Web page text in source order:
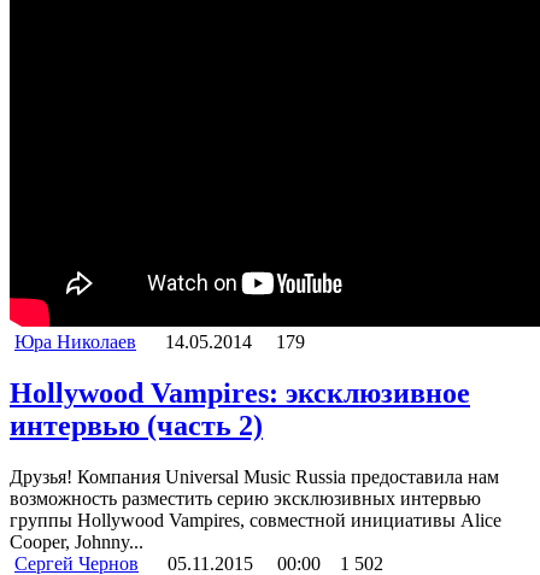
Юра Николаев 14.05.2014 179
Hollywood Vampires: эксклюзивное
интервью (часть 2)
Друзья! Компания Universal Music Russia предоставила нам
возможность разместить серию эксклюзивных интервью
группы Hollywood Vampires, совместной инициативы Alice
Cooper, Johnny...
Сергей Чернов
05.11.2015 00:00 1 502